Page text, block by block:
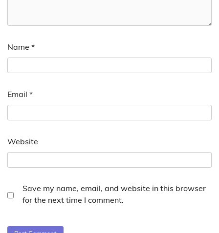
Name *
Email *
Website
Save my name, email, and website in this browser
for the next time I comment.